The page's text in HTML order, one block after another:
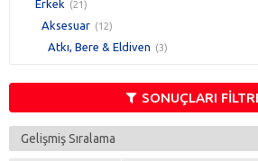
Erkek (21)
Aksesuar (12)
Atkı, Bere & Eldiven (3)
SONUÇLARI